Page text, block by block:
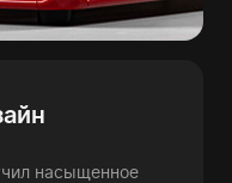
насыщенное